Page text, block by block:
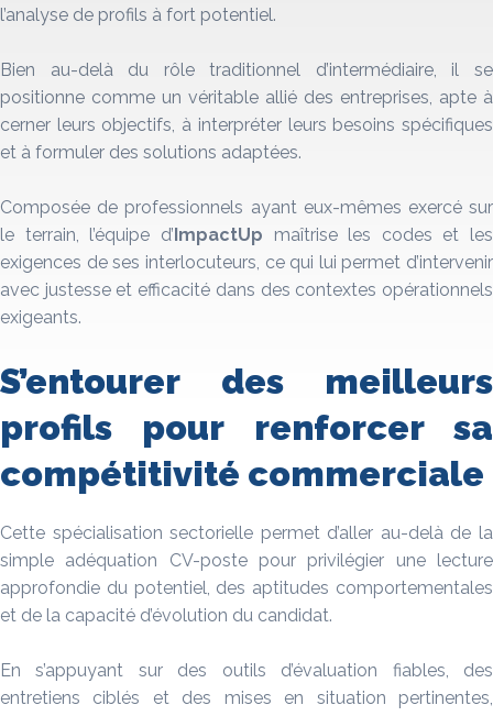
l’analyse de profils à fort potentiel.
Bien au-delà du rôle traditionnel d’intermédiaire, il se
positionne comme un véritable allié des entreprises, apte à
cerner leurs objectifs, à interpréter leurs besoins spécifiques
et à formuler des solutions adaptées.
Composée de professionnels ayant eux-mêmes exercé sur
le terrain, l’équipe d’ ImpactUp maîtrise les codes et les
exigences de ses interlocuteurs, ce qui lui permet d’intervenir
avec justesse et efficacité dans des contextes opérationnels
exigeants.
S’entourer des meilleurs
profils pour renforcer sa
compétitivité commerciale
Cette spécialisation sectorielle permet d’aller au-delà de la
simple adéquation CV-poste pour privilégier une lecture
approfondie du potentiel, des aptitudes comportementales
et de la capacité d’évolution du candidat.
En s’appuyant sur des outils d’évaluation fiables, des
entretiens ciblés et des mises en situation pertinentes,